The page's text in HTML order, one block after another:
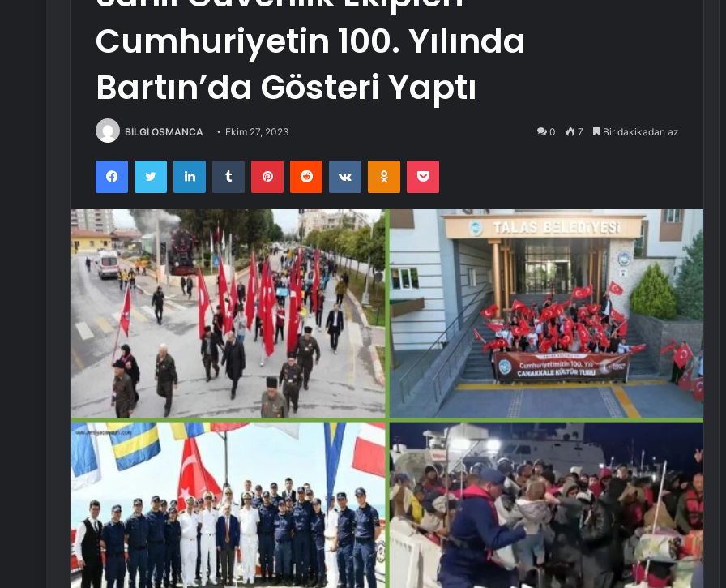
Cumhuriyetin 100. Yılında
Bartın’da Gösteri Yaptı
BİLGİ OSMANCA Ekim 27, 2023 0 7 Bir dakikadan az
FacebookTwitter LinkedInTumblr PinterestReddit VKontakteOdnoklassniki
Pocket